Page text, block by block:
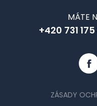
MÁTE
+420 731
ZÁSADY